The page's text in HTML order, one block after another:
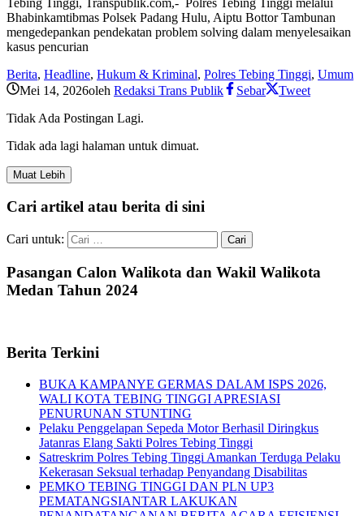
Bhabinkamtibmas Polsek Padang Hulu, Aiptu Bottor Tambunan
mengedepankan pendekatan problem solving dalam menyelesaikan
kasus pencurian
Berita, Headline, Hukum & Kriminal, Polres Tebing Tinggi, Umum
Mei 14, 2026oleh Redaksi Trans Publik Sebar
Tweet
Tidak Ada Postingan Lagi.
Tidak ada lagi halaman untuk dimuat.
Muat Lebih
Cari artikel atau berita di sini
Cari untuk:
Pasangan Calon Walikota dan Wakil Walikota
Medan Tahun 2024
Berita Terkini
BUKA KAMPANYE GERMAS DALAM ISPS 2026,
WALI KOTA TEBING TINGGI APRESIASI
PENURUNAN STUNTING
Pelaku Penggelapan Sepeda Motor Berhasil Diringkus
Jatanras Elang Sakti Polres Tebing Tinggi
Satreskrim Polres Tebing Tinggi Amankan Terduga Pelaku
Kekerasan Seksual terhadap Penyandang Disabilitas
PEMKO TEBING TINGGI DAN PLN UP3
PEMATANGSIANTAR LAKUKAN